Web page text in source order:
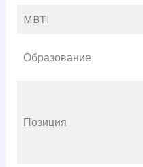
MBTI
Образование
Позиция